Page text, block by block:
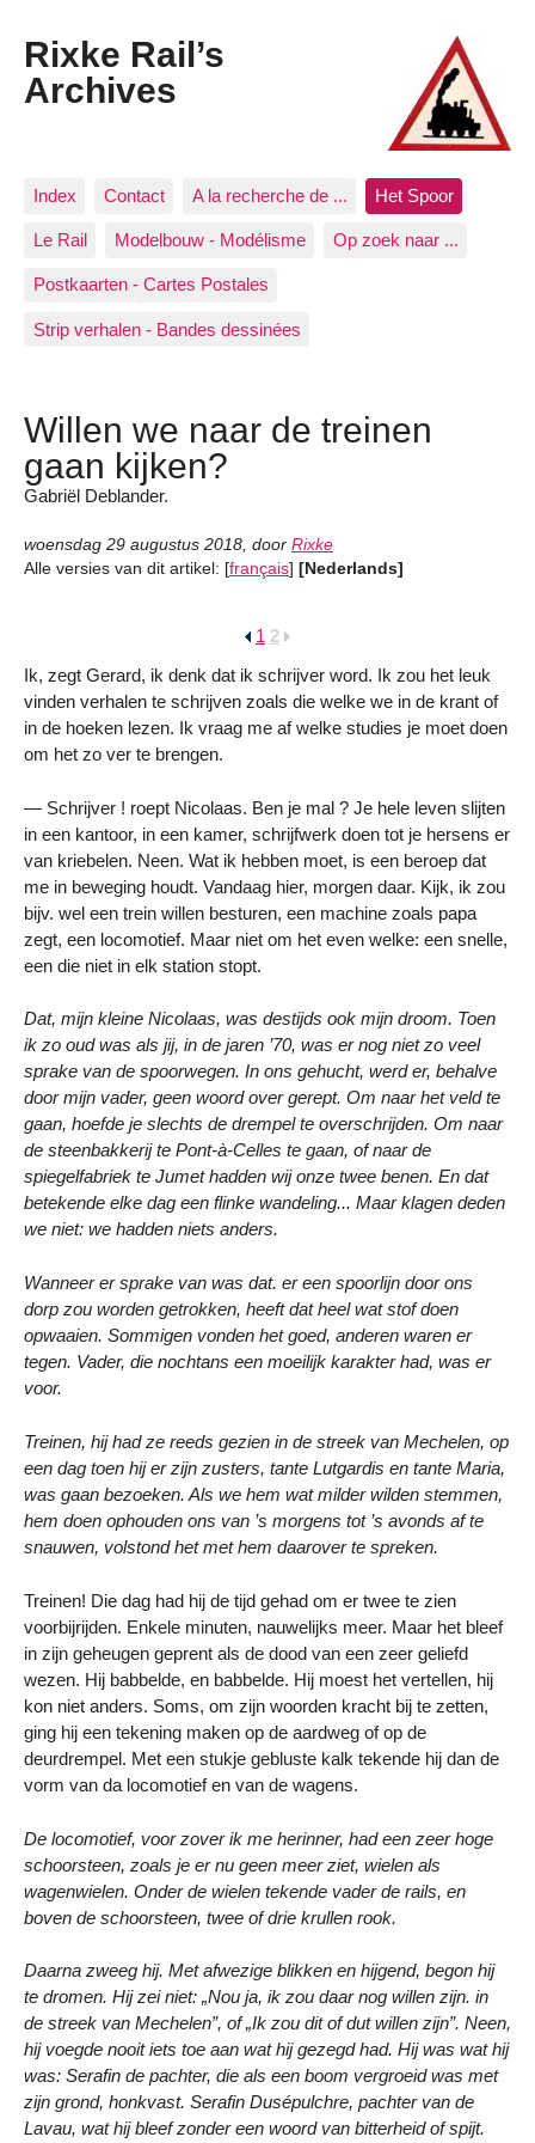
Rixke Rail’s
Archives
Index Contact A la recherche de ... Het Spoor
Le Rail Modelbouw - Modélisme Op zoek naar ...
Postkaarten - Cartes Postales
Strip verhalen - Bandes dessinées
Willen we naar de treinen
gaan kijken?
Gabriël Deblander.
woensdag 29 augustus 2018, door Rixke
Alle versies van dit artikel: [français] [Nederlands]
1 2
Ik, zegt Gerard, ik denk dat ik schrijver word. Ik zou het leuk
vinden verhalen te schrijven zoals die welke we in de krant of
in de hoeken lezen. Ik vraag me af welke studies je moet doen
om het zo ver te brengen.
— Schrijver ! roept Nicolaas. Ben je mal ? Je hele leven slijten
in een kantoor, in een kamer, schrijfwerk doen tot je hersens er
van kriebelen. Neen. Wat ik hebben moet, is een beroep dat
me in beweging houdt. Vandaag hier, morgen daar. Kijk, ik zou
bijv. wel een trein willen besturen, een machine zoals papa
zegt, een locomotief. Maar niet om het even welke: een snelle,
een die niet in elk station stopt.
Dat, mijn kleine Nicolaas, was destijds ook mijn droom. Toen
ik zo oud was als jij, in de jaren ’70, was er nog niet zo veel
sprake van de spoorwegen. In ons gehucht, werd er, behalve
door mijn vader, geen woord over gerept. Om naar het veld te
gaan, hoefde je slechts de drempel te overschrijden. Om naar
de steenbakkerij te Pont-à-Celles te gaan, of naar de
spiegelfabriek te Jumet hadden wij onze twee benen. En dat
betekende elke dag een flinke wandeling... Maar klagen deden
we niet: we hadden niets anders.
Wanneer er sprake van was dat. er een spoorlijn door ons
dorp zou worden getrokken, heeft dat heel wat stof doen
opwaaien. Sommigen vonden het goed, anderen waren er
tegen. Vader, die nochtans een moeilijk karakter had, was er
voor.
Treinen, hij had ze reeds gezien in de streek van Mechelen, op
een dag toen hij er zijn zusters, tante Lutgardis en tante Maria,
was gaan bezoeken. Als we hem wat milder wilden stemmen,
hem doen ophouden ons van ’s morgens tot ’s avonds af te
snauwen, volstond het met hem daarover te spreken.
Treinen! Die dag had hij de tijd gehad om er twee te zien
voorbijrijden. Enkele minuten, nauwelijks meer. Maar het bleef
in zijn geheugen geprent als de dood van een zeer geliefd
wezen. Hij babbelde, en babbelde. Hij moest het vertellen, hij
kon niet anders. Soms, om zijn woorden kracht bij te zetten,
ging hij een tekening maken op de aardweg of op de
deurdrempel. Met een stukje gebluste kalk tekende hij dan de
vorm van da locomotief en van de wagens.
De locomotief, voor zover ik me herinner, had een zeer hoge
schoorsteen, zoals je er nu geen meer ziet, wielen als
wagenwielen. Onder de wielen tekende vader de rails, en
boven de schoorsteen, twee of drie krullen rook.
Daarna zweeg hij. Met afwezige blikken en hijgend, begon hij
te dromen. Hij zei niet: „Nou ja, ik zou daar nog willen zijn. in
de streek van Mechelen”, of „Ik zou dit of dut willen zijn”. Neen,
hij voegde nooit iets toe aan wat hij gezegd had. Hij was wat hij
was: Serafin de pachter, die als een boom vergroeid was met
zijn grond, honkvast. Serafin Dusépulchre, pachter van de
Lavau, wat hij bleef zonder een woord van bitterheid of spijt.